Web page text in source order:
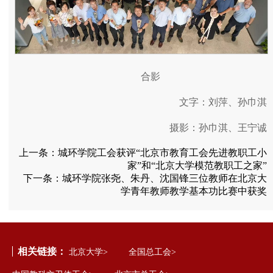
合影
文字：刘萍、孙巾淇
摄影：孙巾淇、王宁诚
上一条： 城环学院工会获评“北京市教育工会先进教职工小
家”和“北京大学模范教职工之家”
下一条： 城环学院张尧、朱丹、沈国锋三位教师在北京大
学青年教师教学基本功比赛中获奖
相关链接： 北京大学> 全国总工会>